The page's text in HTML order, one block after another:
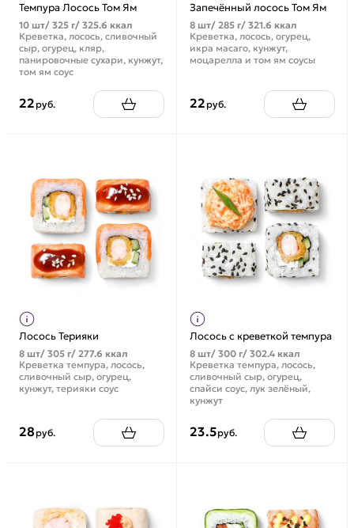
Темпура Лосось Том Ям
10 шт/ 325 г/ 325.6 ккал
Креветка, лосось, сливочный
сыр, огурец, кляр,
панировочные сухари, кунжут,
том ям соус
22 руб.
Запечённый лосось Том Ям
8 шт/ 285 г/ 321.6 ккал
Креветка, лосось, огурец,
икра масаго, кунжут,
моцарелла и том ям соусы
22 руб.
Лосось Терияки
8 шт/ 305 г/ 277.6 ккал
Креветка темпура, лосось,
сливочный сыр, огурец,
кунжут, терияки соус
28 руб.
Лосось с креветкой темпура
8 шт/ 300 г/ 302.4 ккал
Креветка темпура, лосось,
сливочный сыр, огурец,
спайси соус, лук зелёный,
кунжут
23.5руб.